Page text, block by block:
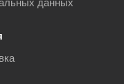
данных